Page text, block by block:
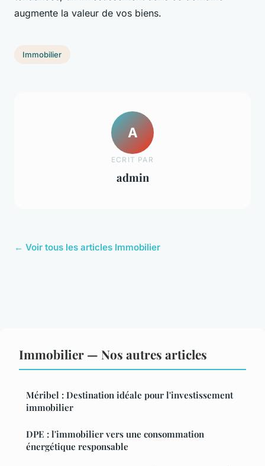
augmente la valeur de vos biens.
Immobilier
A
ECRIT PAR
admin
← Voir tous les articles Immobilier
Immobilier — Nos autres articles
Méribel : Destination idéale pour l'investissement
immobilier
DPE : l'immobilier vers une consommation
énergétique responsable